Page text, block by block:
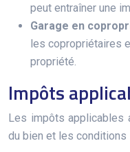
peut entraîner une
Garage en
les copropriétaires
propriété.
Impôts
Les impôts applicables
du bien et les conditions